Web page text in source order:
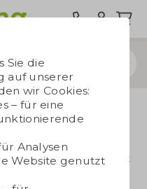
mit Logo
Geschäftsbeziehungen mit
Sie die
auf unserer
wir Cookies:
– für eine
Analysen
Website genutzt